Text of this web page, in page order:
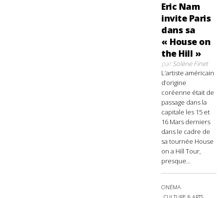
Eric Nam
invite Paris
dans sa
« House on
the Hill »
parSolène Finet
L’artiste américain
d’origine
coréenne était de
passage dans la
capitale les 15 et
16 Mars derniers
dans le cadre de
sa tournée House
on a Hill Tour,
presque...
CINÉMA